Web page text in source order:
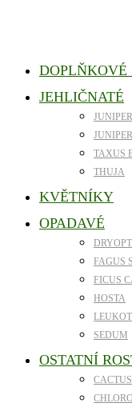
DOPLŇKOVÉ
JEHLIČNATÉ
TAXUS
THUJA
KVĚTNÍKY
OPADAVÉ
FAGUS
FICUS
HOSTA
SEDUM
OSTATNÍ
CACTUS